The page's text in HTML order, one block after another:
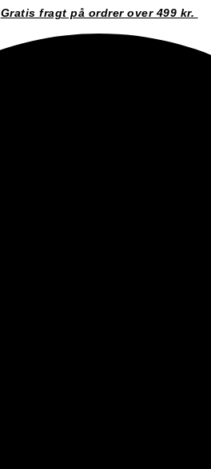
Gratis fragt på ordrer over 499 kr.